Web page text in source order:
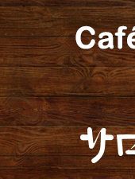
人形町の
ェ』より
人形町の音
最新情報を